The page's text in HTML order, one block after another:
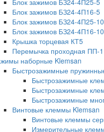
Блок зажимов БЗ24-4П25-5
Блок зажимов БЗ24-4П16-5
Блок зажимов БЗ24-4П25-10
Блок зажимов БЗ24-4П16-10
Крышка торцевая КТ5
Перемычка проходная ПП-1
наборные Klemsan
Быстрозажимные
Быстрозажимные
Быстрозажимные
Быстрозажимные
Винтовые клеммы Klemsan
Винтовые клеммы
Измерительные